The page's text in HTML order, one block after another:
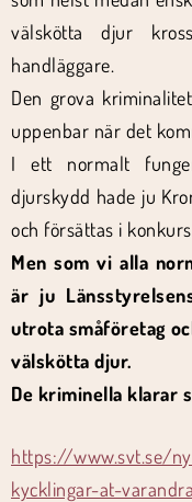
välskötta djur
handläggare.
Den grova
uppenbar när det
I ett normalt
djurskydd hade ju
och försättas i
Men som vi alla
är ju
utrota småföretag
välskötta djur.
De kriminella klarar
https://www.svt.se/
kycklingar-at-